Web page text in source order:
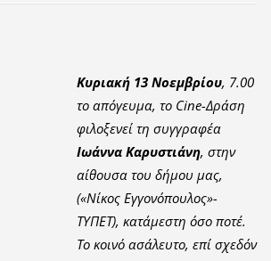
Κυριακή 13 Νοεμβρίου, 7.00
το απόγευμα, το Cine-Δράση
φιλοξενεί τη συγγραφέα
Ιωάννα Καρυστιάνη, στην
αίθουσα του δήμου μας,
(«Νίκος Εγγονόπουλος»-
ΤΥΠΕΤ), κατάμεστη όσο ποτέ.
Το κοινό ασάλευτο, επί σχεδόν